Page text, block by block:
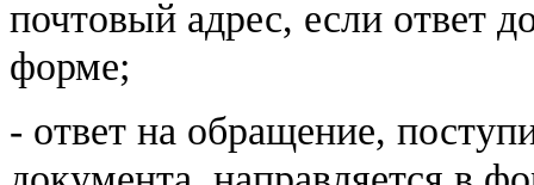
почтовый адрес, если ответ
форме;
- ответ на обращение,